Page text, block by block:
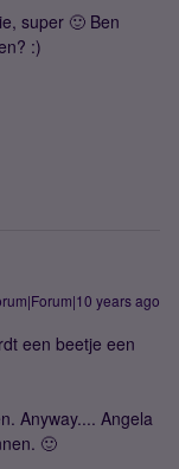
super 🙂 Ben
:)
years ago
een beetje een
Anyway.... Angela
🙂